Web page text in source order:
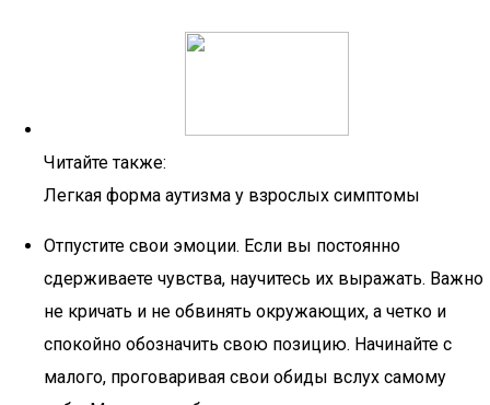
Читайте также:
Легкая форма аутизма у взрослых симптомы
Отпустите свои эмоции. Если вы постоянно
сдерживаете чувства, научитесь их выражать. Важно
не кричать и не обвинять окружающих, а четко и
спокойно обозначить свою позицию. Начинайте с
малого, проговаривая свои обиды вслух самому